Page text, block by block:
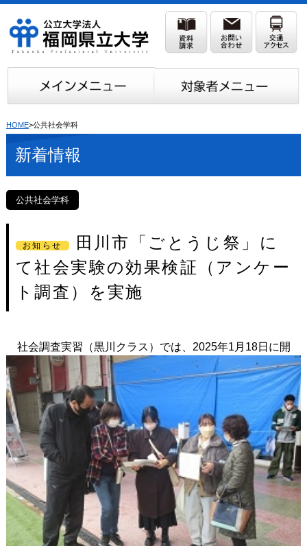
HOME>公共社会学科
新着情報
公共社会学科
お知らせ
田川市「ごとうじ祭」に
て社会実験の効果検証（アンケー
ト調査）を実施
社会調査実習（黒川クラス）では、2025年1月18日に開